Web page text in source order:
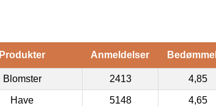
Produkter Anmeldelser
Blomster 2413 4,85
Have 5148 4,65